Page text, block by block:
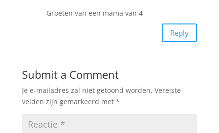
Groeten van een mama van 4
Reply
Submit a Comment
Je e-mailadres zal niet getoond worden. Vereiste
velden zijn gemarkeerd met *